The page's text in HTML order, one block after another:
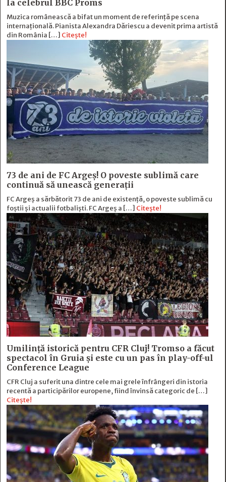
la celebrul BBC Proms
Muzica românească a bifat un moment de referință pe scena
internațională. Pianista Alexandra Dăriescu a devenit prima artistă
din România […] Citește!
73 de ani de FC Argeş! O poveste sublimă care
continuă să unească generaţii
FC Argeș a sărbătorit 73 de ani de existență, o poveste sublimă cu
foștii și actualii fotbaliști. FC Argeș a […] Citește!
Umilință istorică pentru CFR Cluj! Tromso a făcut
spectacol în Gruia și este cu un pas în play-off-ul
Conference League
CFR Cluj a suferit una dintre cele mai grele înfrângeri din istoria
recentă a participărilor europene, fiind învinsă categoric de […]
Citește!